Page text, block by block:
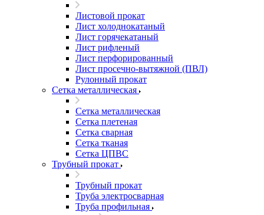
Листовой прокат
Лист холоднокатаный
Лист горячекатаный
Лист рифленый
Лист перфорированный
Лист просечно-вытяжной (ПВЛ)
Рулонный прокат
Сетка металлическая
Сетка металлическая
Сетка плетеная
Сетка сварная
Сетка тканая
Сетка ЦПВС
Трубный прокат
Трубный прокат
Труба электросварная
Труба профильная